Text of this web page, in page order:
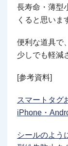
長寿命・薄型
くると思いま
便利な道具で
少しでも軽減
[参考資料]
スマートタグ
iPhone・
シールのよう